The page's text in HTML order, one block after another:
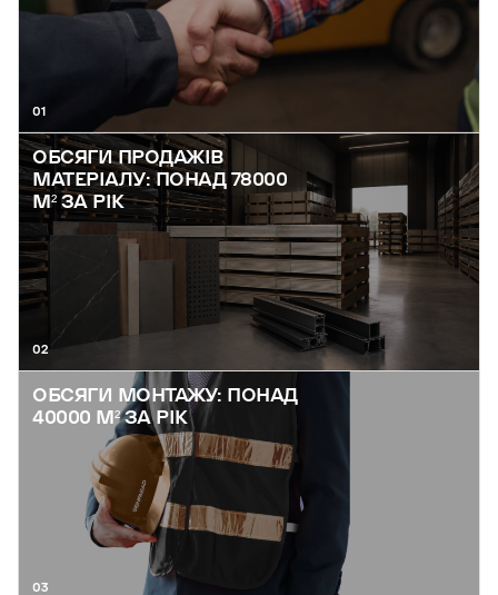
01
ОБСЯГИ ПРОДАЖІВ
МАТЕРІАЛУ: ПОНАД 78000
М² ЗА РІК
02
ОБСЯГИ МОНТАЖУ: ПОНАД
40000 М² ЗА РІК
03